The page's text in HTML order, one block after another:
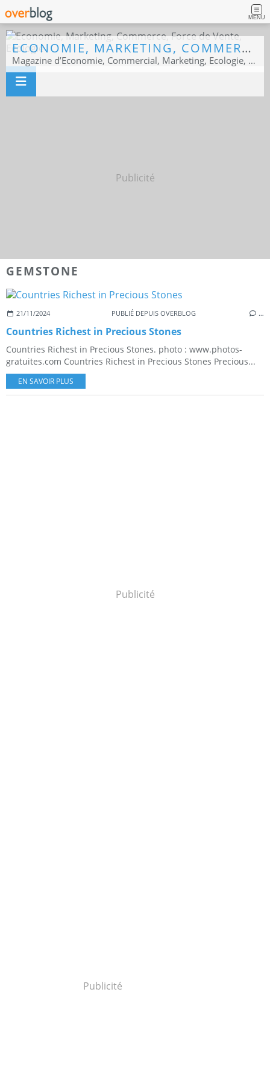
MENU
ECONOMIE, MARKETING, COMMERCE, FORCE DE VENTE, ECOLOGIE
Magazine d’Economie, Commercial, Marketing, Ecologie, Sport business
Publicité
GEMSTONE
21/11/2024 PUBLIÉ DEPUIS OVERBLOG …
Countries Richest in Precious Stones
Countries Richest in Precious Stones. photo : www.photos-
gratuites.com Countries Richest in Precious Stones Precious...
EN SAVOIR PLUS
Publicité
Publicité